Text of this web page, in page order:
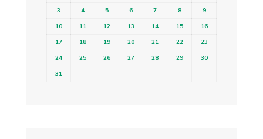
3
4 5 6 7 8
9
10
11 12 13 14 15
16
17
18 19 20 21 22
23
24
25 26 27 28 29
30
31